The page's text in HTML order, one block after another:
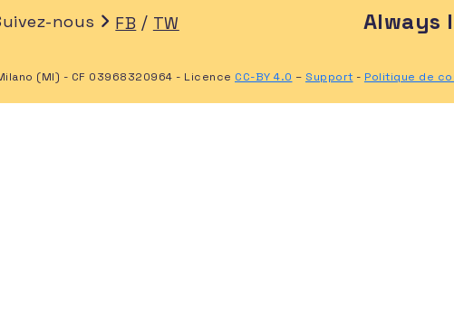
nous FB / TW Always
(MI) - CF 03968320964 - Licence CC-BY 4.0 – Support - Politique de